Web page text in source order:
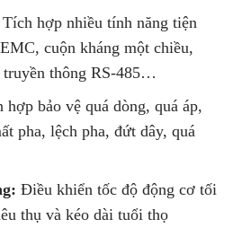
Tích hợp nhiều tính năng tiện
cuộn kháng một chiều,
thông RS-485…
hợp bảo vệ quá dòng, quá áp,
pha, lệch pha, đứt dây, quá
Điều khiển tốc độ động cơ tối
thụ và kéo dài tuổi thọ